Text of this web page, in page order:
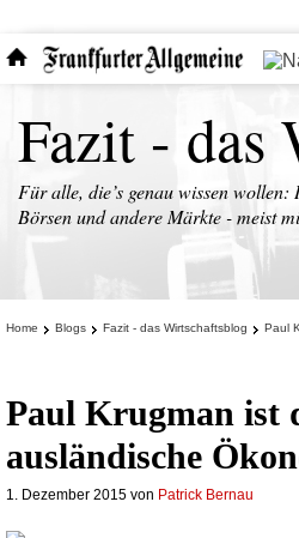
Fazit - das
Für alle, die’s genau wissen
Börsen und andere Märkte - meist
Home Blogs Fazit - das Wirtschaftsblog Paul
Paul Krugman ist
ausländische
1. Dezember 2015 von Patrick Bernau